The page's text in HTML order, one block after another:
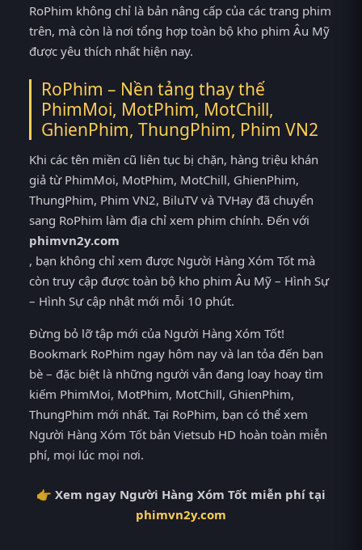
RoPhim không chỉ là bản nâng cấp của các trang phim
trên, mà còn là nơi tổng hợp toàn bộ kho phim Âu Mỹ
được yêu thích nhất hiện nay.
RoPhim – Nền tảng thay thế
PhimMoi, MotPhim, MotChill,
GhienPhim, ThungPhim, Phim VN2
Khi các tên miền cũ liên tục bị chặn, hàng triệu khán
giả từ PhimMoi, MotPhim, MotChill, GhienPhim,
ThungPhim, Phim VN2, BiluTV và TVHay đã chuyển
sang RoPhim làm địa chỉ xem phim chính. Đến với
phimvn2y.com
, bạn không chỉ xem được Người Hàng Xóm Tốt mà
còn truy cập được toàn bộ kho phim Âu Mỹ – Hình Sự
– Hình Sự cập nhật mới mỗi 10 phút.
Đừng bỏ lỡ tập mới của Người Hàng Xóm Tốt!
Bookmark RoPhim ngay hôm nay và lan tỏa đến bạn
bè – đặc biệt là những người vẫn đang loay hoay tìm
kiếm PhimMoi, MotPhim, MotChill, GhienPhim,
ThungPhim mới nhất. Tại RoPhim, bạn có thể xem
Người Hàng Xóm Tốt bản Vietsub HD hoàn toàn miễn
phí, mọi lúc mọi nơi.
👉 Xem ngay Người Hàng Xóm Tốt miễn phí tại
phimvn2y.com